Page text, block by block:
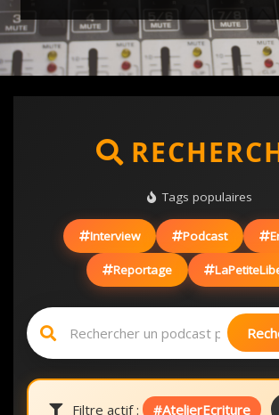
Tags populaires
Interview Podcast
Reportage
Filtre actif : #AtelierEcriture